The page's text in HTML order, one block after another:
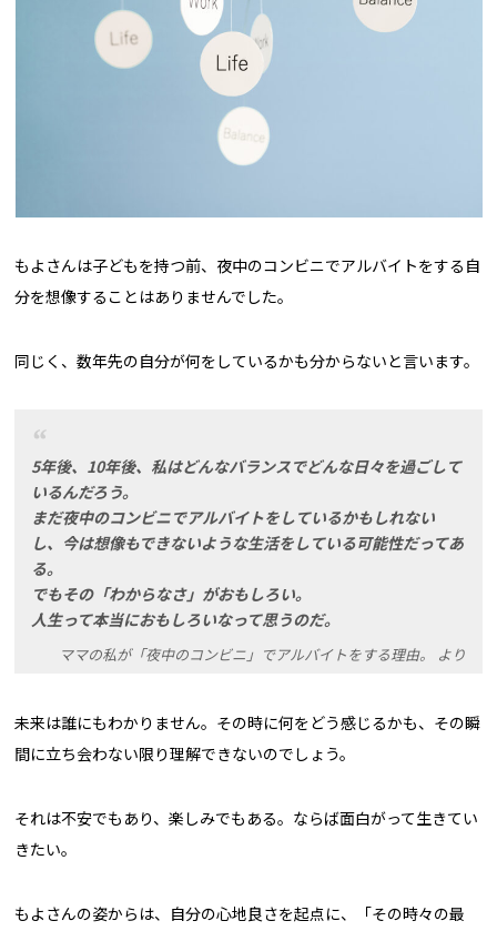
もよさんは子どもを持つ前、夜中のコンビニでアルバイトをする自
分を想像することはありませんでした。
同じく、数年先の自分が何をしているかも分からないと言います。
5年後、10年後、私はどんなバランスでどんな日々を過ごして
いるんだろう。
まだ夜中のコンビニでアルバイトをしているかもしれない
し、今は想像もできないような生活をしている可能性だってあ
る。
でもその「わからなさ」がおもしろい。
人生って本当におもしろいなって思うのだ。
ママの私が「夜中のコンビニ」でアルバイトをする理由。 より
未来は誰にもわかりません。その時に何をどう感じるかも、その瞬
間に立ち会わない限り理解できないのでしょう。
それは不安でもあり、楽しみでもある。ならば面白がって生きてい
きたい。
もよさんの姿からは、自分の心地良さを起点に、「その時々の最